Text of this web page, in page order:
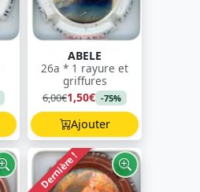
ABELE
26a * 1 rayure et
griffures
6,00€1,50€ -75%
Ajouter
Dernière !